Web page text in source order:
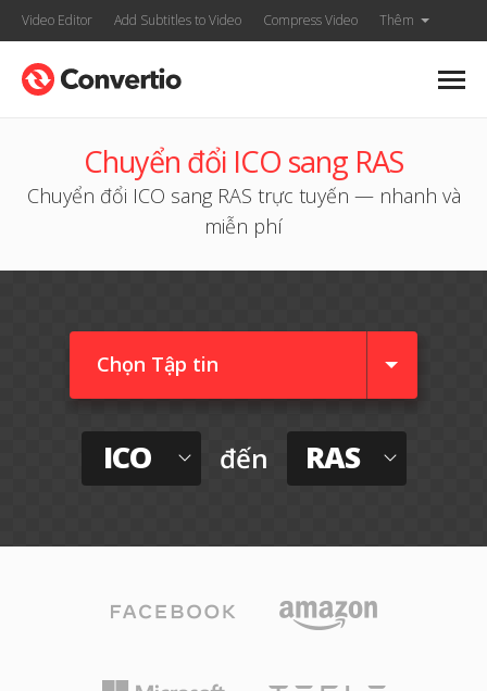
Video Editor Add Subtitles to Video Compress Video Thêm
Chuyển đổi ICO sang RAS
Chuyển đổi ICO sang RAS trực tuyến — nhanh và
miễn phí
Chọn Tập tin
ICO đến RAS